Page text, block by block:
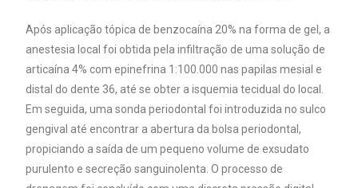
Após aplicação tópica de benzocaína 20% na forma de gel, a
anestesia local foi obtida pela infiltração de uma solução de
articaína 4% com epinefrina 1:100.000 nas papilas mesial e
distal do dente 36, até se obter a isquemia tecidual do local.
Em seguida, uma sonda periodontal foi introduzida no sulco
gengival até encontrar a abertura da bolsa periodontal,
propiciando a saída de um pequeno volume de exsudato
purulento e secreção sanguinolenta. O processo de